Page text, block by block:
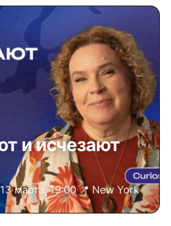
и исчезают
марта, 19:00·📍 New York